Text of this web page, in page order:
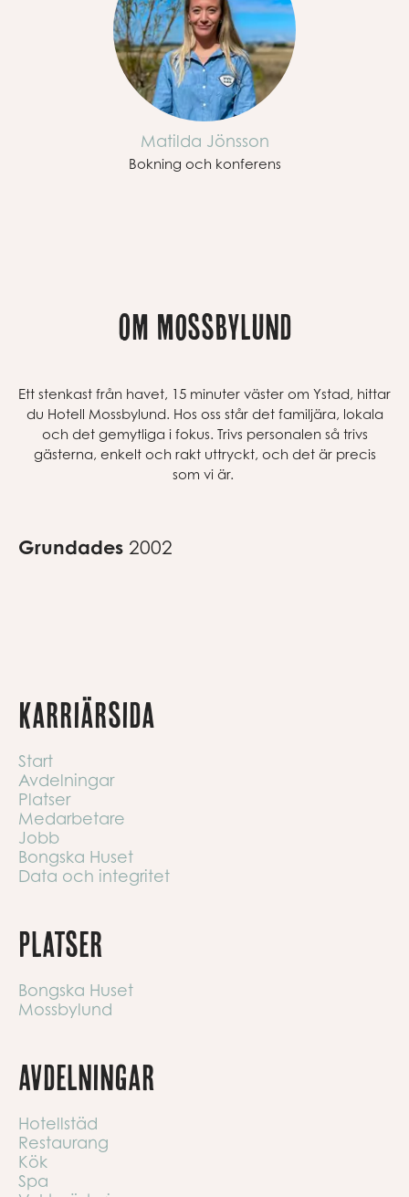
Matilda Jönsson
Bokning och konferens
Om Mossbylund
Ett stenkast från havet, 15 minuter väster om Ystad, hittar
du Hotell Mossbylund. Hos oss står det familjära, lokala
och det gemytliga i fokus. Trivs personalen så trivs
gästerna, enkelt och rakt uttryckt, och det är precis
som vi är.
Grundades 2002
Karriärsida
Start
Avdelningar
Platser
Medarbetare
Jobb
Bongska Huset
Data och integritet
Platser
Bongska Huset
Mossbylund
Avdelningar
Hotellstäd
Restaurang
Kök
Spa